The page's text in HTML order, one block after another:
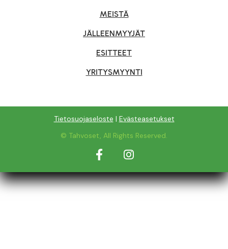
MEISTÄ
JÄLLEENMYYJÄT
ESITTEET
YRITYSMYYNTI
Tietosuojaseloste | Evästeasetukset
© Tahvoset, All Rights Reserved.
Facebook